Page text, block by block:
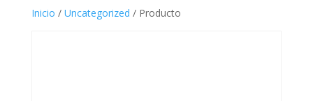
Inicio / Uncategorized / Producto